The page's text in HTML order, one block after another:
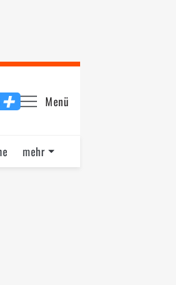
Menü
mehr